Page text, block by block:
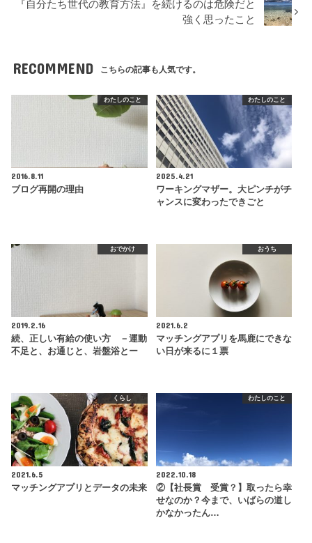
『自分たち世代の教育方法』を続けるのは危険だと
強く思ったこと
RECOMMEND こちらの記事も人気です。
わたしのこと
2016.8.11
ブログ再開の理由
わたしのこと
2025.4.21
ワーキングマザー。大ピンチがチ
ャンスに変わったできごと
おでかけ
2019.2.16
続、正しい有給の使い方 －運動
不足と、お通じと、岩盤浴とー
おうち
2021.6.2
マッチングアプリを馬鹿にできな
い日が来るに１票
くらし
2021.6.5
マッチングアプリとデータの未来
わたしのこと
2022.10.18
②【社長賞 受賞？】取ったら幸
せなのか？今まで、いばらの道し
かなかったん…